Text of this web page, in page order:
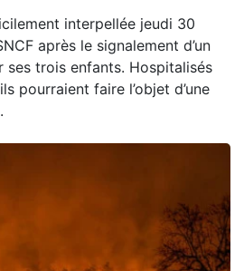
interpellée jeudi 30
après le signalement d’un
ses trois enfants. Hospitalisés
pourraient faire l’objet d’une